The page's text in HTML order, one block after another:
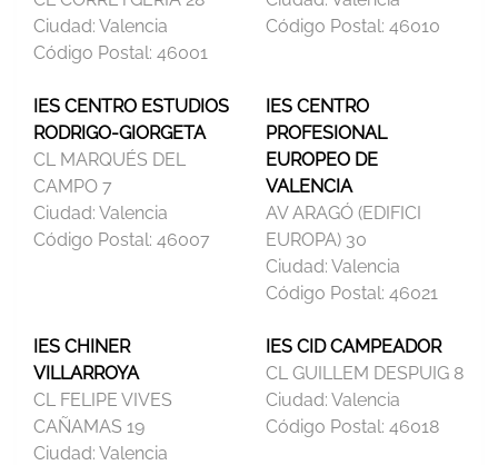
Ciudad: Valencia
Código Postal: 46001
Código Postal: 46010
IES CENTRO ESTUDIOS
RODRIGO-GIORGETA
CL MARQUÉS DEL
CAMPO 7
Ciudad: Valencia
Código Postal: 46007
IES CENTRO
PROFESIONAL
EUROPEO DE
VALENCIA
AV ARAGÓ (EDIFICI
EUROPA) 30
Ciudad: Valencia
Código Postal: 46021
IES CHINER
VILLARROYA
CL FELIPE VIVES
CAÑAMAS 19
Ciudad: Valencia
IES CID CAMPEADOR
CL GUILLEM DESPUIG 8
Ciudad: Valencia
Código Postal: 46018